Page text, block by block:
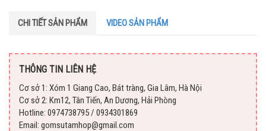
CHI TIẾT SẢN PHẨM VIDEO SẢN PHẨM
THÔNG TIN LIÊN HỆ
Cơ sở 1: Xóm 1 Giang Cao, Bát tràng, Gia Lâm, Hà Nội
Cơ sở 2: Km12, Tân Tiến, An Dương, Hải Phòng
Hotline: 0974738795 / 0934301869
Email: gomsutamhop@gmail.com